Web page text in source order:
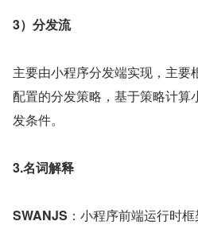
3）分发流
主要由小程序分发端实现，主要
配置的分发策略，基于策略计算
发条件。
3.名词解释
SWANJS ：小程序前端运行时框